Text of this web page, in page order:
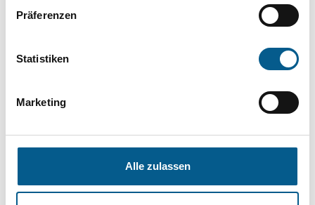
Präferenzen
Statistiken
Marketing
Alle zulassen
Suchen
Aktive Filter:
Themen: Ländliche Entwicklung
Themen: Gesundheitswesen
Themen: Bildung und Erziehung
Themen: Wissenschaft und Forschung